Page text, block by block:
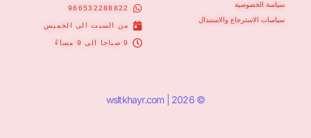
سياسة الخصوصية
سياسات الاسترجاع والاستبدال
966532288822
من السبت الى الخميس
9 صباحا الى 9 مساءً
© 2026 | wsltkhayr.com